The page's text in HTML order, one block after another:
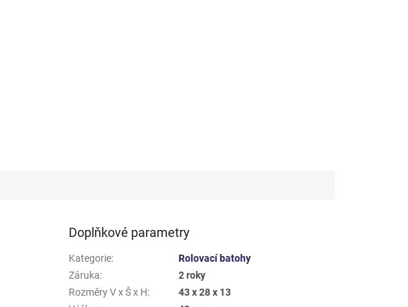
Doplňkové parametry
Kategorie:
Rolovací batohy
Záruka:
2 roky
Rozměry V x Š x H:
43 x 28 x 13